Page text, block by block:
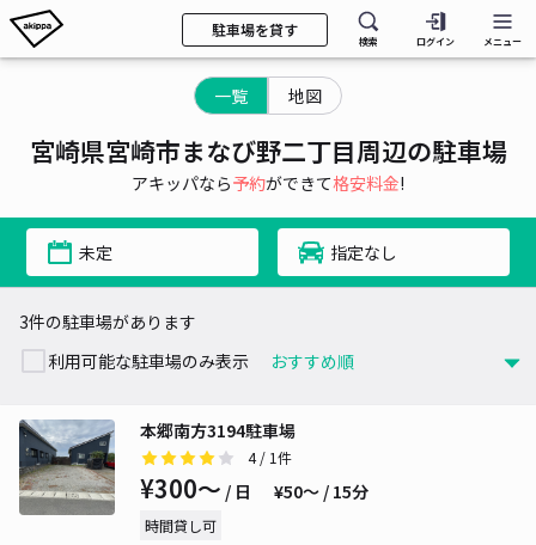
駐車場を貸す
検索 ログイン メニュー
一覧 地図
宮崎県宮崎市まなび野二丁目周辺の駐車場
アキッパなら予約ができて格安料金!
未定 指定なし
3件の駐車場があります
利用可能な駐車場のみ表示
本郷南方3194駐車場
4/ 1件
¥300〜 / 日 ¥50〜 / 15分
時間貸し可